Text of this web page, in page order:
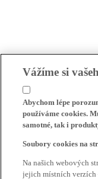
Vážíme si
Abychom lépe
používáme cookies.
samotné, tak i
Soubory cookies na
Na našich webových
jejich místních verzích